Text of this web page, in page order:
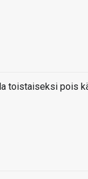
toistaiseksi pois